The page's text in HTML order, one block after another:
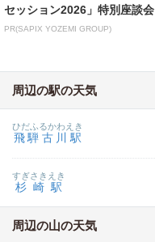
セッション2026」特別座談会
PR(SAPIX YOZEMI GROUP)
周辺の駅の天気
飛騨古川駅
ひだふるかわえき
杉崎駅
すぎさきえき
周辺の山の天気